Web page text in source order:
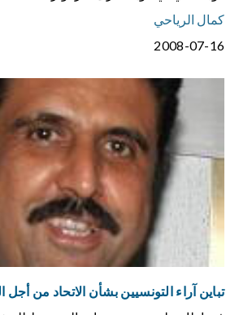
كمال الرياحي
2008-07-16
تباين آراء التونسيين بشأن الاتحاد من